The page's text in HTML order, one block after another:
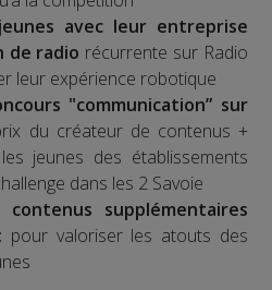
avec leur entreprise
de radio récurrente sur Radio
leur expérience robotique
"communication” sur
du créateur de contenus +
jeunes des établissements
dans les 2 Savoie
supplémentaires
pour valoriser les atouts des